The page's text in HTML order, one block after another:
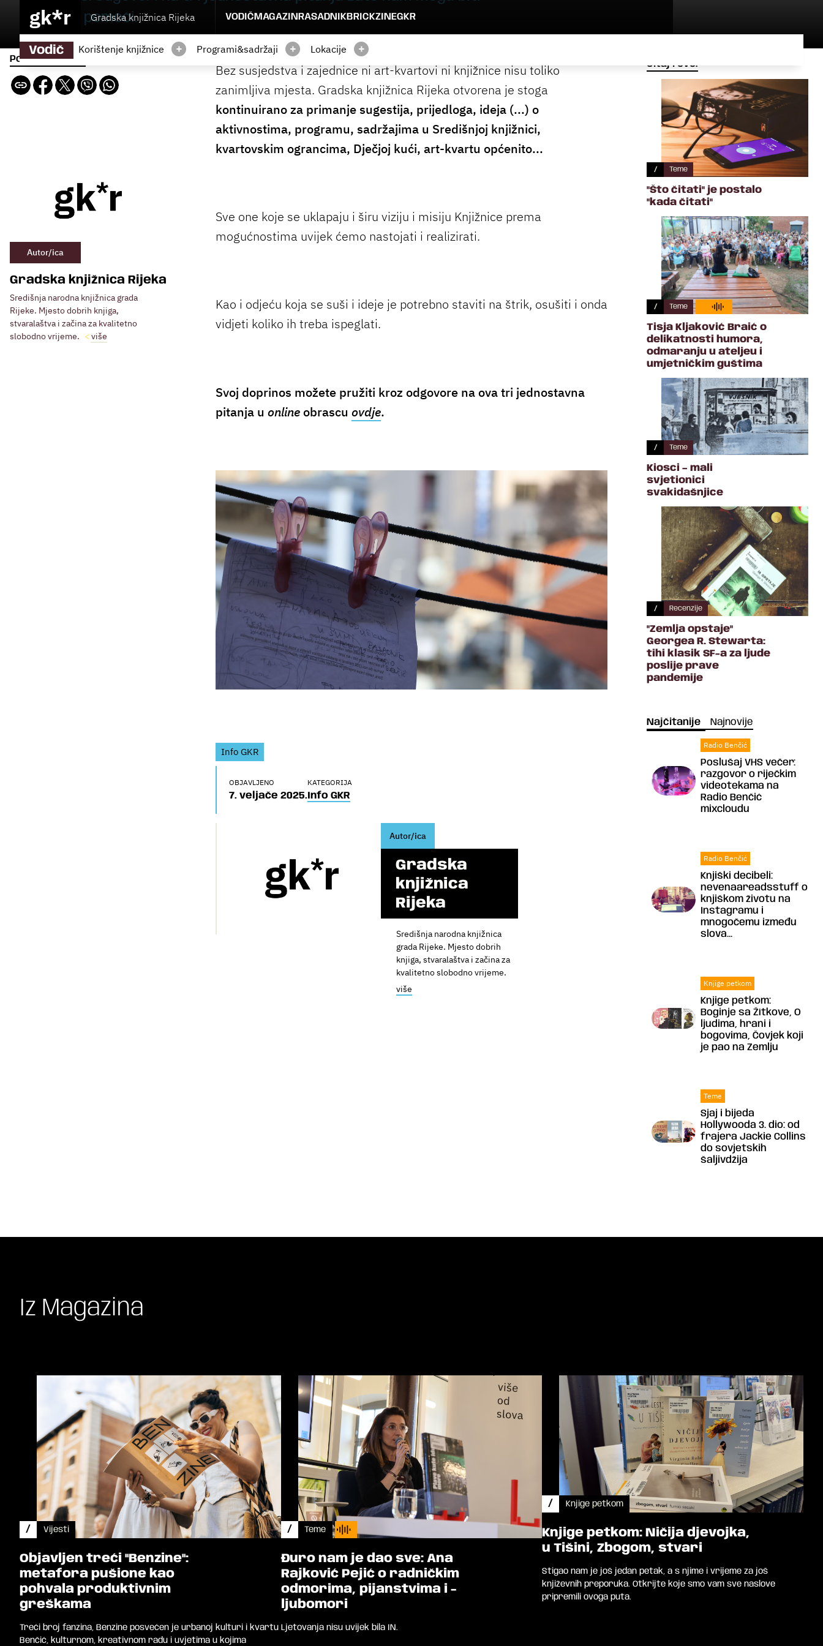
gk*r Gradska knjižnica Rijeka VODIČMAGAZINRASADNIKBRICKZINEGKR
Vodič Korištenje knjižnice + Programi&sadržaji + Lokacije +
od velike pomoći.
Podijeli sadržaj
Autor/ica
Gradska knjižnica Rijeka
Središnja narodna knjižnica grada
Rijeke. Mjesto dobrih knjiga,
stvaralaštva i začina za kvalitetno
slobodno vrijeme.
više
Bez susjedstva i zajednice ni art-kvartovi ni knjižnice nisu toliko
zanimljiva mjesta. Gradska knjižnica Rijeka otvorena je stoga
kontinuirano za primanje sugestija, prijedloga, ideja (...) o
aktivnostima, programu, sadržajima u Središnjoj knjižnici,
kvartovskim ograncima, Dječjoj kući, art-kvartu općenito...
Sve one koje se uklapaju i širu viziju i misiju Knjižnice prema
mogućnostima uvijek ćemo nastojati i realizirati.
Kao i odjeću koja se suši i ideje je potrebno staviti na štrik, osušiti i onda
vidjeti koliko ih treba ispeglati.
Svoj doprinos možete pružiti kroz odgovore na ova tri jednostavna
pitanja u onlineobrascu ovdje.
Info GKR
OBJAVLJENO
7. veljače 2025.
KATEGORIJA
Info GKR
Autor/ica
Gradska
knjižnica
Rijeka
Središnja narodna knjižnica
grada Rijeke. Mjesto dobrih
knjiga, stvaralaštva i začina za
kvalitetno slobodno vrijeme.
više
Čitaj i ovo:
/ Teme
"Što čitati" je postalo
"kada čitati"
/ Teme
Tisja Kljaković Braić o
delikatnosti humora,
odmaranju u ateljeu i
umjetničkim guštima
/ Teme
Kiosci – mali
svjetionici
svakidašnjice
/ Recenzije
"Zemlja opstaje"
Georgea R. Stewarta:
tihi klasik SF-a za ljude
poslije prave
pandemije
Najčitanije Najnovije
Radio Benčić
Poslušaj VHS večer:
razgovor o riječkim
videotekama na
Radio Benčić
mixcloudu
Radio Benčić
Knjiški decibeli:
nevenaareadsstuff o
knjiškom životu na
Instagramu i
mnogočemu između
slova...
Knjige petkom
Knjige petkom:
Boginje sa Žítkove, O
ljudima, hrani i
bogovima, Čovjek koji
je pao na Zemlju
Teme
Sjaj i bijeda
Hollywooda 3. dio: od
frajera Jackie Collins
do sovjetskih
šaljivdžija
Iz Magazina
/ Vijesti
Objavljen treći "Benzine":
metafora pušione kao
pohvala produktivnim
greškama
Treći broj fanzina, Benzine posvećen je urbanoj kulturi i kvartu
Benčić, kulturnom, kreativnom radu i uvjetima u kojima
/ Teme
Đuro nam je dao sve: Ana
Rajković Pejić o radničkim
odmorima, pijanstvima i -
ljubomori
Ljetovanja nisu uvijek bila IN.
/ Knjige petkom
Knjige petkom: Ničija djevojka,
u Tišini, Zbogom, stvari
Stigao nam je još jedan petak, a s njime i vrijeme za još
književnih preporuka. Otkrijte koje smo vam sve naslove
pripremili ovoga puta.